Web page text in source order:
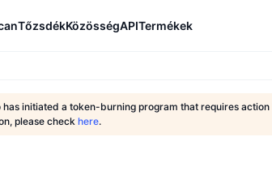
TőzsdékKözösségAPITermékek
has initiated a token-burning program that requires
please check here.